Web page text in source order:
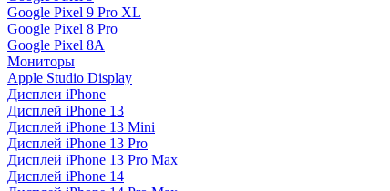
Google Pixel 9 Pro XL
Google Pixel 8 Pro
Google Pixel 8A
Мониторы
Apple Studio Display
Дисплеи iPhone
Дисплей iPhone 13
Дисплей iPhone 13 Mini
Дисплей iPhone 13 Pro
Дисплей iPhone 13 Pro Max
Дисплей iPhone 14